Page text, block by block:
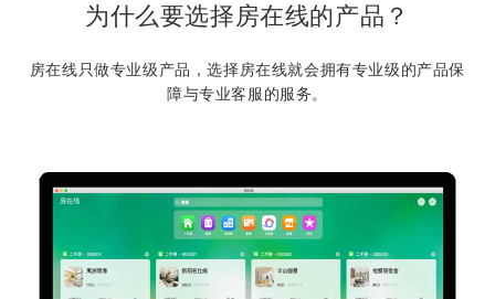
为什么要选择房在线的产品？
房在线只做专业级产品，选择房在线就会拥有专业级的产品保
障与专业客服的服务。